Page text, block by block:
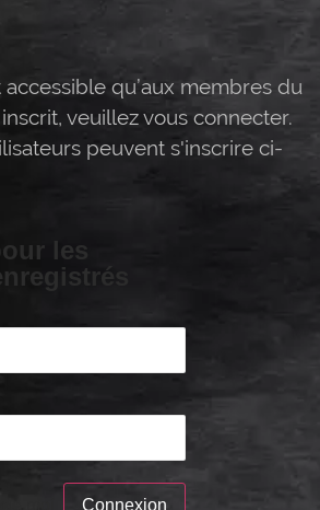
accessible qu’aux membres du
veuillez vous connecter.
peuvent s'inscrire ci-
les